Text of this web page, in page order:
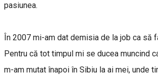
pasiunea.
În 2007 mi-am dat demisia de la job ca să
Pentru că tot timpul mi se ducea muncind
m-am mutat înapoi în Sibiu la ai mei, unde